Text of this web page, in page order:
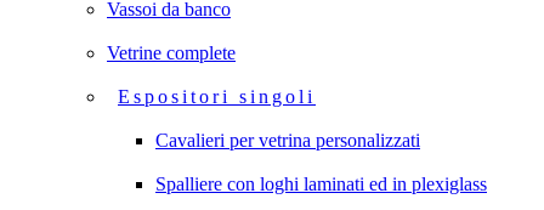
Vassoi da banco
Vetrine complete
Espositori singoli
Cavalieri per vetrina personalizzati
Spalliere con loghi laminati ed in plexiglass